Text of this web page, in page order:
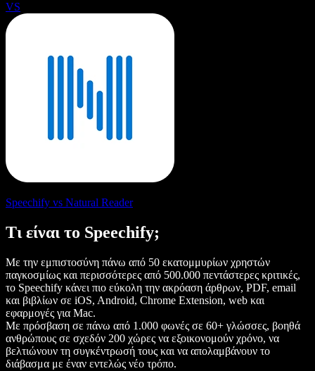
VS
Speechify vs Natural Reader
Τι είναι το Speechify;
Με την εμπιστοσύνη πάνω από 50 εκατομμυρίων χρηστών
παγκοσμίως και περισσότερες από 500.000 πεντάστερες κριτικές,
το Speechify κάνει πιο εύκολη την ακρόαση άρθρων, PDF, email
και βιβλίων σε iOS, Android, Chrome Extension, web και
εφαρμογές για Mac.
Με πρόσβαση σε πάνω από 1.000 φωνές σε 60+ γλώσσες, βοηθά
ανθρώπους σε σχεδόν 200 χώρες να εξοικονομούν χρόνο, να
βελτιώνουν τη συγκέντρωσή τους και να απολαμβάνουν το
διάβασμα με έναν εντελώς νέο τρόπο.